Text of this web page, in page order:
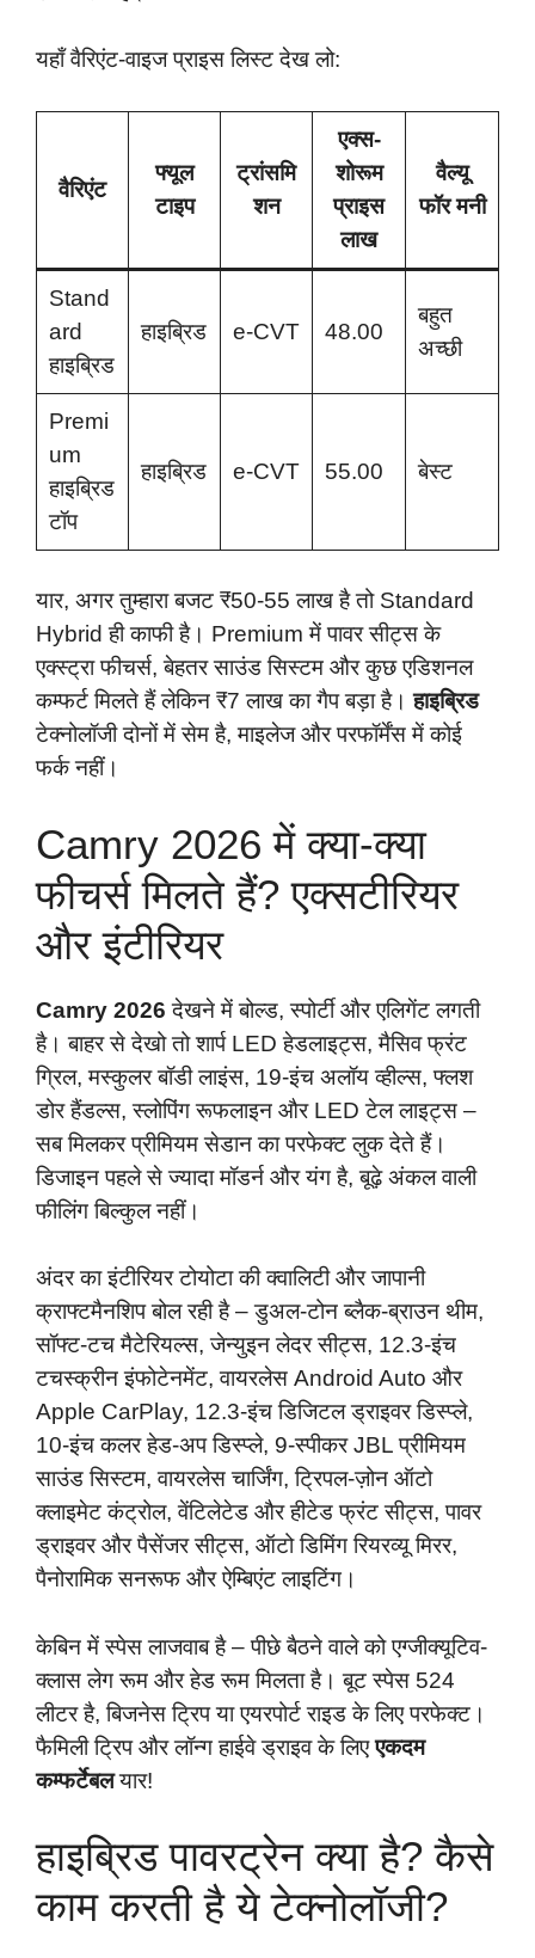
यहाँ वैरिएंट-वाइज प्राइस लिस्ट देख लो:
वैरिएंट
फ्यूल
टाइप
ट्रांसमि
शन
एक्स-
शोरूम
प्राइस
लाख
वैल्यू
फॉर मनी
Stand
ard
हाइब्रिड
हाइब्रिड e-CVT 48.00
बहुत
अच्छी
Premi
um
हाइब्रिड
टॉप
हाइब्रिड e-CVT 55.00 बेस्ट
यार, अगर तुम्हारा बजट ₹50-55 लाख है तो Standard
Hybrid ही काफी है। Premium में पावर सीट्स के
एक्स्ट्रा फीचर्स, बेहतर साउंड सिस्टम और कुछ एडिशनल
कम्फर्ट मिलते हैं लेकिन ₹7 लाख का गैप बड़ा है।हाइब्रिड
टेक्नोलॉजी दोनों में सेम है, माइलेज और परफॉर्मेंस में कोई
फर्क नहीं।
Camry 2026 में क्या-क्या
फीचर्स मिलते हैं? एक्सटीरियर
और इंटीरियर
Camry 2026 देखने में बोल्ड, स्पोर्टी और एलिगेंट लगती
है। बाहर से देखो तो शार्प LED हेडलाइट्स, मैसिव फ्रंट
ग्रिल, मस्कुलर बॉडी लाइंस, 19-इंच अलॉय व्हील्स, फ्लश
डोर हैंडल्स, स्लोपिंग रूफलाइन और LED टेल लाइट्स –
सब मिलकर प्रीमियम सेडान का परफेक्ट लुक देते हैं।
डिजाइन पहले से ज्यादा मॉडर्न और यंग है, बूढ़े अंकल वाली
फीलिंग बिल्कुल नहीं।
अंदर का इंटीरियर टोयोटा की क्वालिटी और जापानी
क्राफ्टमैनशिप बोल रही है – डुअल-टोन ब्लैक-ब्राउन थीम,
सॉफ्ट-टच मैटेरियल्स, जेन्युइन लेदर सीट्स, 12.3-इंच
टचस्क्रीन इंफोटेनमेंट, वायरलेस Android Auto और
Apple CarPlay, 12.3-इंच डिजिटल ड्राइवर डिस्प्ले,
10-इंच कलर हेड-अप डिस्प्ले, 9-स्पीकर JBL प्रीमियम
साउंड सिस्टम, वायरलेस चार्जिंग, ट्रिपल-ज़ोन ऑटो
क्लाइमेट कंट्रोल, वेंटिलेटेड और हीटेड फ्रंट सीट्स, पावर
ड्राइवर और पैसेंजर सीट्स, ऑटो डिमिंग रियरव्यू मिरर,
पैनोरामिक सनरूफ और ऐम्बिएंट लाइटिंग।
केबिन में स्पेस लाजवाब है – पीछे बैठने वाले को एग्जीक्यूटिव-
क्लास लेग रूम और हेड रूम मिलता है। बूट स्पेस 524
लीटर है, बिजनेस ट्रिप या एयरपोर्ट राइड के लिए परफेक्ट।
फैमिली ट्रिप और लॉन्ग हाईवे ड्राइव के लिएएकदम
कम्फर्टेबलयार!
हाइब्रिड पावरट्रेन क्या है? कैसे
काम करती है ये टेक्नोलॉजी?